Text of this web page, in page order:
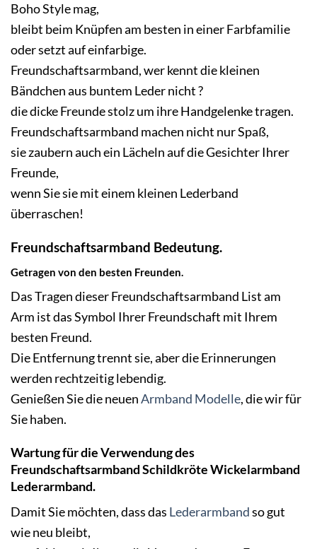
Boho Style mag,
bleibt beim Knüpfen am besten in einer Farbfamilie
oder setzt auf einfarbige.
Freundschaftsarmband, wer kennt die kleinen
Bändchen aus buntem Leder nicht ?
die dicke Freunde stolz um ihre Handgelenke tragen.
Freundschaftsarmband machen nicht nur Spaß,
sie zaubern auch ein Lächeln auf die Gesichter Ihrer
Freunde,
wenn Sie sie mit einem kleinen Lederband
überraschen!
Freundschaftsarmband Bedeutung.
Getragen von den besten Freunden.
Das Tragen dieser Freundschaftsarmband List am
Arm ist das Symbol Ihrer Freundschaft mit Ihrem
besten Freund.
Die Entfernung trennt sie, aber die Erinnerungen
werden rechtzeitig lebendig.
Genießen Sie die neuenArmband Modelle, die wir für
Sie haben.
Wartung für die Verwendung des
Freundschaftsarmband Schildkröte Wickelarmband
Lederarmband.
Damit Sie möchten, dass das Lederarmbandso gut
wie neu bleibt,